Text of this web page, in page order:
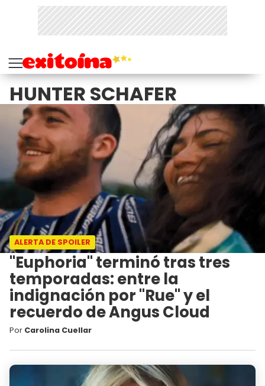
HUNTER SCHAFER
ALERTA DE SPOILER
"Euphoria" terminó tras tres
temporadas: entre la
indignación por "Rue" y el
recuerdo de Angus Cloud
Por Carolina Cuellar